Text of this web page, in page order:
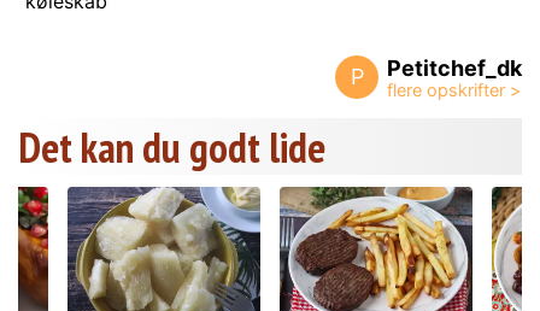
P Petitchef_dk
Det kan du godt lide